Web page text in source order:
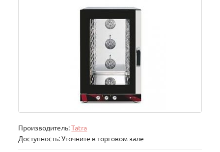
Производитель:Tatra
Доступность: Уточните в торговом зале